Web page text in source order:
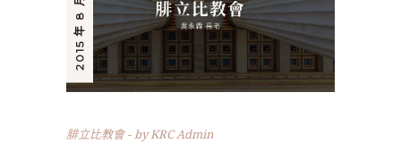
腓立比教會 byKRC Admin